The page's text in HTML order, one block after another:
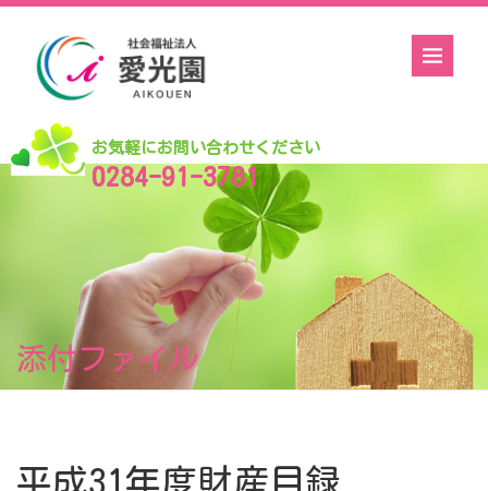
お気軽にお問い合わせください
0284-91-3781
添付ファイル
平成31年度財産目録